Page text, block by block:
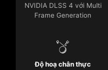
NVIDIA DLSS 4 với Multi
Frame Generation
Độ hoạ chân thực